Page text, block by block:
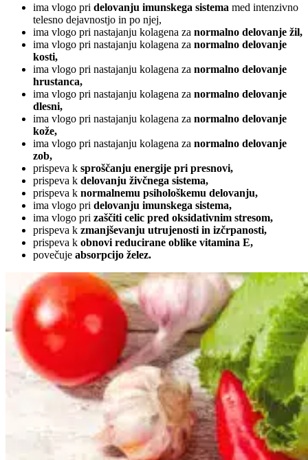
ima vlogo pri delovanju imunskega sistema med intenzivno
telesno dejavnostjo in po njej,
ima vlogo pri nastajanju kolagena za normalno delovanje žil,
ima vlogo pri nastajanju kolagena za normalno delovanje
kosti,
ima vlogo pri nastajanju kolagena za normalno delovanje
hrustanca,
ima vlogo pri nastajanju kolagena za normalno delovanje
dlesni,
ima vlogo pri nastajanju kolagena za normalno delovanje
kože,
ima vlogo pri nastajanju kolagena za normalno delovanje
zob,
prispeva k sproščanju energije pri presnovi,
prispeva k delovanju živčnega sistema,
prispeva k normalnemu psihološkemu delovanju,
ima vlogo pri delovanju imunskega sistema,
ima vlogo pri zaščiti celic pred oksidativnim stresom,
prispeva k zmanjševanju utrujenosti in izčrpanosti,
prispeva k obnovi reducirane oblike vitamina E,
povečuje absorpcijo želez.